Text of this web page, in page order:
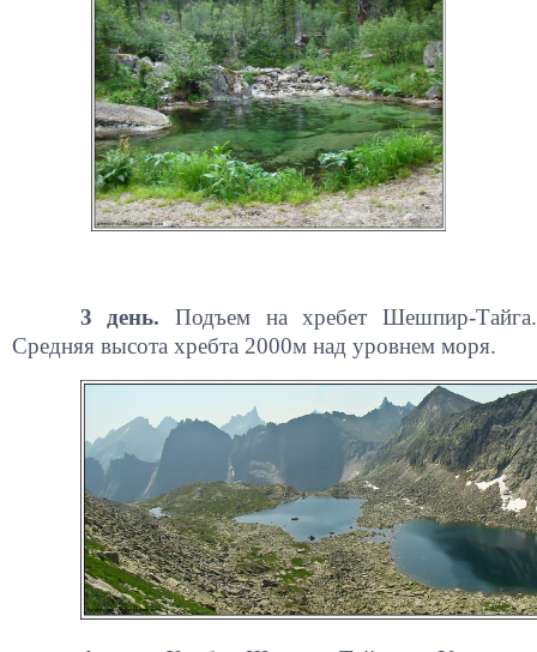
3 день. Подъем на хребет Шешпир-Тайга.
Средняя высота хребта 2000м над уровнем моря.